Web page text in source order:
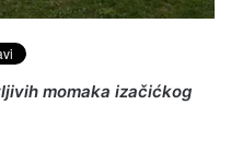
momaka izačićkog